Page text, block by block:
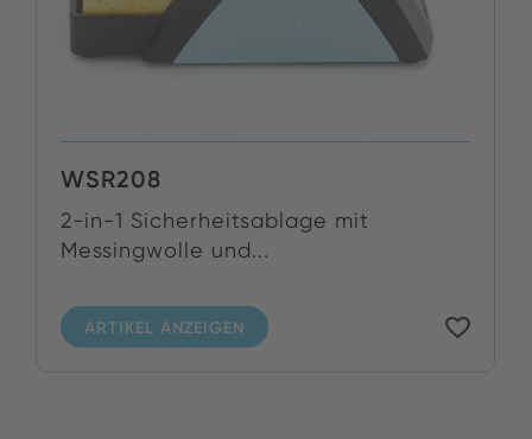
WSR208
2-in-1 Sicherheitsablage mit
Messingwolle und...
ARTIKEL ANZEIGEN